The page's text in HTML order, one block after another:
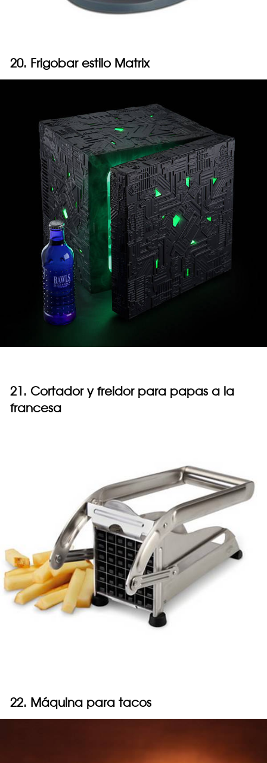
20. Frigobar estilo Matrix
21. Cortador y freidor para papas a la
francesa
22. Máquina para tacos